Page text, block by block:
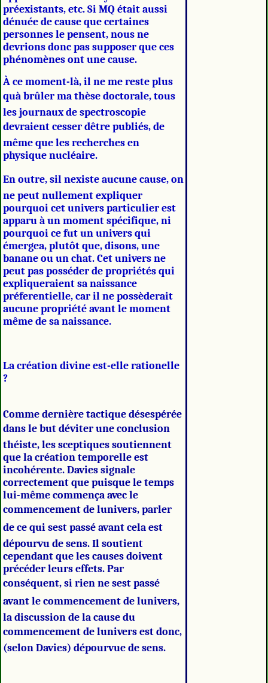
préexistants, etc. Si MQ était aussi
dénuée de cause que certaines
personnes le pensent, nous ne
devrions donc pas supposer que ces
phénomènes ont une cause.
À ce moment-là, il ne me reste plus
quà brûler ma thèse doctorale, tous
les journaux de spectroscopie
devraient cesser dêtre publiés, de
même que les recherches en
physique nucléaire.
En outre, sil nexiste aucune cause, on
ne peut nullement expliquer
pourquoi cet univers particulier est
apparu à un moment spécifique, ni
pourquoi ce fut un univers qui
émergea, plutôt que, disons, une
banane ou un chat. Cet univers ne
peut pas posséder de propriétés qui
expliqueraient sa naissance
préferentielle, car il ne possèderait
aucune propriété avant le moment
même de sa naissance.
La création divine est-elle rationelle
?
Comme dernière tactique désespérée
dans le but déviter une conclusion
théiste, les sceptiques soutiennent
que la création temporelle est
incohérente. Davies signale
correctement que puisque le temps
lui-même commença avec le
commencement de lunivers, parler
de ce qui sest passé avant cela est
dépourvu de sens. Il soutient
cependant que les causes doivent
précéder leurs effets. Par
conséquent, si rien ne sest passé
avant le commencement de lunivers,
la discussion de la cause du
commencement de lunivers est donc,
(selon Davies) dépourvue de sens.